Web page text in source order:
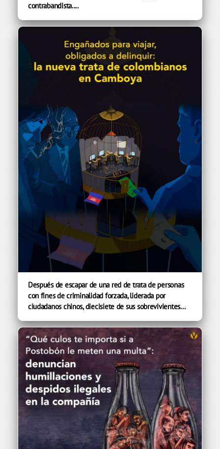
contrabandista....
Después de escapar de una red de trata de personas
con fines de criminalidad forzada, liderada por
ciudadanos chinos, diecisiete de sus sobrevivientes...